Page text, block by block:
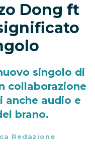
Dong ft
singolo di
collaborazione
anche audio e
brano.
Redazione